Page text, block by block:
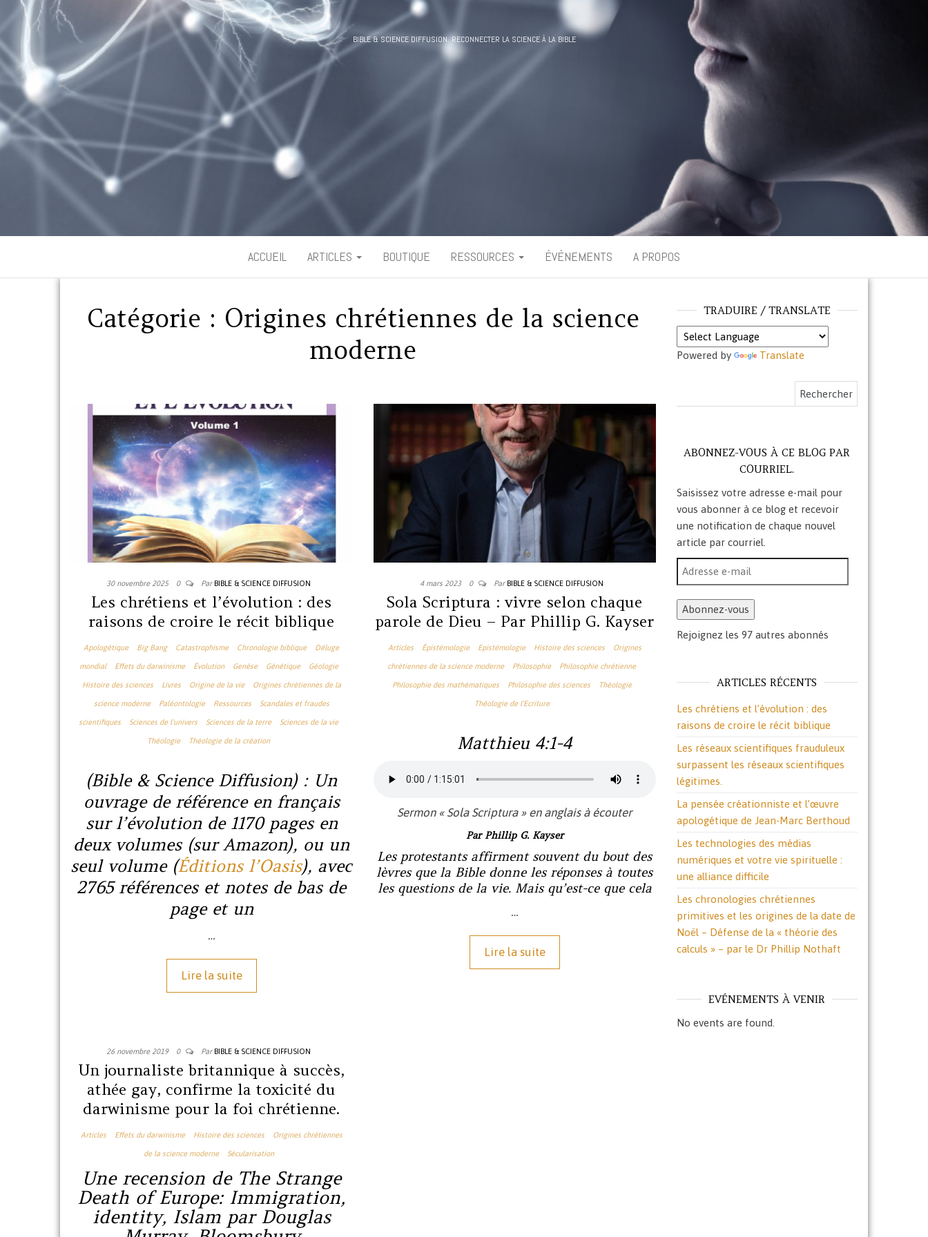
BIBLE & SCIENCE DIFFUSION. RECONNECTER LA SCIENCE À LA BIBLE
ACCUEIL ARTICLES BOUTIQUE RESSOURCES ÉVÉNEMENTS A PROPOS
Catégorie : Origines chrétiennes de la science
moderne
30 novembre 2025 0 Par BIBLE & SCIENCE DIFFUSION
Les chrétiens et l’évolution : des
raisons de croire le récit biblique
Apologétique Big Bang Catastrophisme Chronologie biblique Déluge
mondial Effets du darwinisme Évolution Genèse Génétique Géologie
Histoire des sciences Livres Origine de la vie Origines chrétiennes de la
science moderne Paléontologie Ressources Scandales et fraudes
scientifiques Sciences de l'univers Sciences de la terre Sciences de la vie
Théologie Théologie de la création
(Bible & Science Diffusion) : Un
ouvrage de référence en français
sur l’évolution de 1170 pages en
deux volumes (sur Amazon), ou un
seul volume (Éditions l’Oasis), avec
2765 références et notes de bas de
page et un
…
Lire la suite
4 mars 2023 0 Par BIBLE & SCIENCE DIFFUSION
Sola Scriptura : vivre selon chaque
parole de Dieu – Par Phillip G. Kayser
Articles Épistémologie Epistémologie Histoire des sciences Origines
chrétiennes de la science moderne Philosophie Philosophie chrétienne
Philosophie des mathématiques Philosophie des sciences Théologie
Théologie de l'Ecriture
Matthieu 4:1-4
Sermon « Sola Scriptura » en anglais à écouter
Par Phillip G. Kayser
Les protestants affirment souvent du bout des
lèvres que la Bible donne les réponses à toutes
les questions de la vie. Mais qu’est-ce que cela
…
Lire la suite
26 novembre 2019 0 Par BIBLE & SCIENCE DIFFUSION
Un journaliste britannique à succès,
athée gay, confirme la toxicité du
darwinisme pour la foi chrétienne.
Articles Effets du darwinisme Histoire des sciences Origines chrétiennes
de la science moderne Sécularisation
Une recension de The Strange
Death of Europe: Immigration,
identity, Islampar Douglas
TRADUIRE / TRANSLATE
Powered by Translate
ABONNEZ-VOUS À CE BLOG PAR
COURRIEL.
Saisissez votre adresse e-mail pour
vous abonner à ce blog et recevoir
une notification de chaque nouvel
article par courriel.
Adresse e-mail
Abonnez-vous
Rejoignez les 97 autres abonnés
ARTICLES RÉCENTS
Les chrétiens et l’évolution : des
raisons de croire le récit biblique
Les réseaux scientifiques frauduleux
surpassent les réseaux scientifiques
légitimes.
La pensée créationniste et l’œuvre
apologétique de Jean-Marc Berthoud
Les technologies des médias
numériques et votre vie spirituelle :
une alliance difficile
Les chronologies chrétiennes
primitives et les origines de la date de
Noël – Défense de la « théorie des
calculs » – par le Dr Phillip Nothaft
EVÉNEMENTS À VENIR
No events are found.